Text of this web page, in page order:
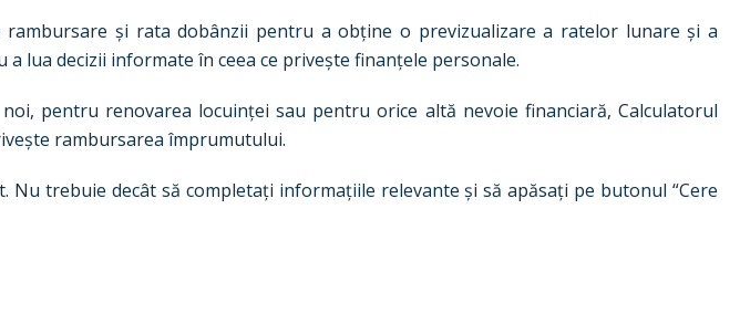
și rata dobânzii pentru a obține o previzualizare a ratelor lunare și a
lua decizii informate în ceea ce privește finanțele personale.
pentru renovarea locuinței sau pentru orice altă nevoie financiară, Calculatorul
rambursarea împrumutului.
trebuie decât să completați informațiile relevante și să apăsați pe butonul “Cere